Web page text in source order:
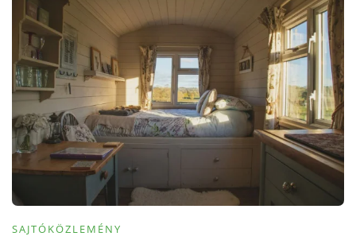
SAJTÓKÖZLEMÉNY